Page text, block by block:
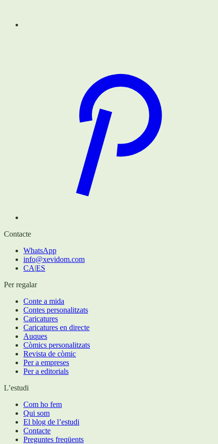
Contacte
WhatsApp
info@xevidom.com
CA|ES
Per regalar
Conte a mida
Contes personalitzats
Caricatures
Caricatures en directe
Auques
Còmics personalitzats
Revista de còmic
Per a empreses
Per a editorials
L’estudi
Com ho fem
Qui som
El blog de l’estudi
Contacte
Preguntes freqüents